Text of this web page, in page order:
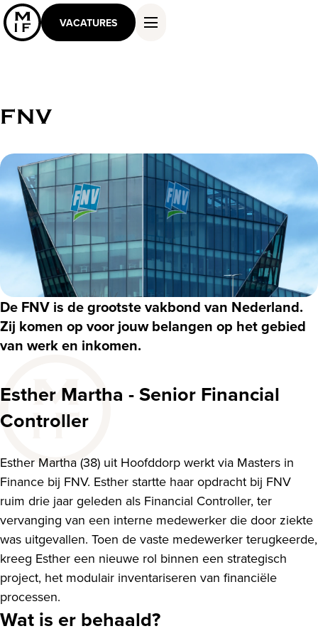
VACATURES
DIENSTEN EN OPLOSSINGEN
KENNIS EN INSPIRATIE
OVER ONS
CONTACT
FNV
De FNV is de grootste vakbond van Nederland.
Zij komen op voor jouw belangen op het gebied
van werk en inkomen.
Esther Martha - Senior Financial
Controller
Esther Martha (38) uit Hoofddorp werkt via Masters in
Finance bij FNV. Esther startte haar opdracht bij FNV
ruim drie jaar geleden als Financial Controller, ter
vervanging van een interne medewerker die door ziekte
was uitgevallen. Toen de vaste medewerker terugkeerde,
kreeg Esther een nieuwe rol binnen een strategisch
project, het modulair inventariseren van financiële
processen.
Wat is er behaald?